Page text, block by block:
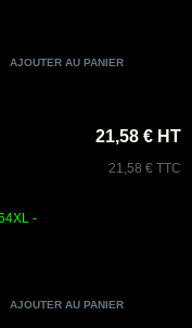
-
21,58 € HT
21,58 € TTC